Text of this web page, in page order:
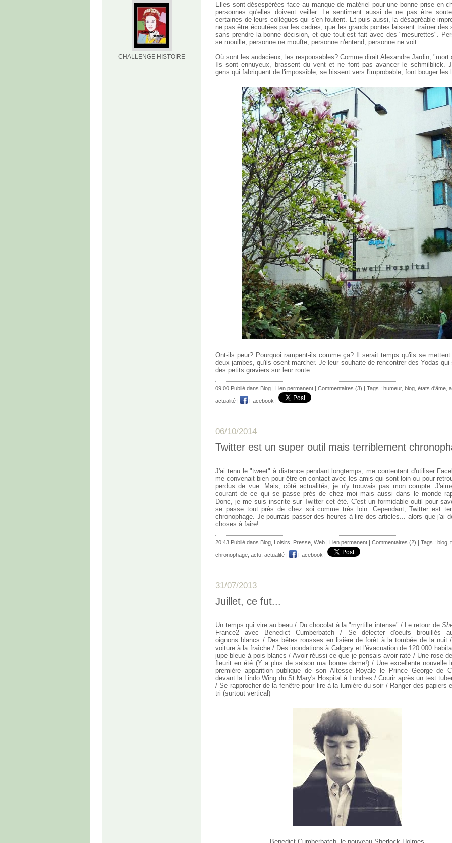
CHALLENGE HISTOIRE
Elles sont désespérées face au manque de matériel pour une bonne prise en
personnes qu'elles doivent veiller. Le sentiment aussi de ne pas être
certaines de leurs collègues qui s'en foutent. Et puis aussi, la désagréable
ne pas être écoutées par les cadres, que les grands pontes laissent traîner des
sans prendre la bonne décision, et que tout est fait avec des "mesurettes".
se mouille, personne ne moufte, personne n'entend, personne ne voit.
Où sont les audacieux, les responsables? Comme dirait Alexandre Jardin, "mort
Ils sont ennuyeux, brassent du vent et ne font pas avancer le schmilblick.
gens qui fabriquent de l'impossible, se hissent vers l'improbable, font bouger les
Ont-ils peur? Pourquoi rampent-ils comme ça? Il serait temps qu'ils se
deux jambes, qu'ils osent marcher. Je leur souhaite de rencontrer des Yodas qui
des petits graviers sur leur route.
09:00 Publié dans Blog | Lien permanent | Commentaires (3) | Tags : humeur, blog états d'âme
actualité | Facebook |
06/10/2014
Twitter est un super outil mais terriblement
J'ai tenu le "tweet" à distance pendant longtemps, me contentant d'utiliser
me convenait bien pour être en contact avec les amis qui sont loin ou pour
perdus de vue. Mais, côté actualités, je n'y trouvais pas mon compte.
courant de ce qui se passe près de chez moi mais aussi dans le monde
Donc, je me suis inscrite sur Twitter cet été. C'est un formidable outil pour
se passe tout près de chez soi comme très loin. Cependant, Twitter est
chronophage. Je pourrais passer des heures à lire des articles... alors que j'ai
choses à faire!
20:43 Publié dans Blog Loisirs Presse Web | Lien permanent | Commentaires (2) | Tags : blog
chronophage actu actualité | Facebook |
31/07/2013
Juillet, ce fut...
Un temps qui vire au beau / Du chocolat à la "myrtille intense" / Le retour de
France2 avec Benedict Cumberbatch / Se délecter d'oeufs brouillés
oignons blancs / Des bêtes rousses en lisière de forêt à la tombée de la nuit
voiture à la fraîche / Des inondations à Calgary et l'évacuation de 120 000
jupe bleue à pois blancs / Avoir réussi ce que je pensais avoir raté / Une rose
fleurit en été (Y a plus de saison ma bonne dame!) / Une excellente nouvelle
première apparition publique de son Altesse Royale le Prince George de
devant la Lindo Wing du St Mary's Hospital à Londres / Courir après un test
/ Se rapprocher de la fenêtre pour lire à la lumière du soir / Ranger des papiers
tri (surtout vertical)